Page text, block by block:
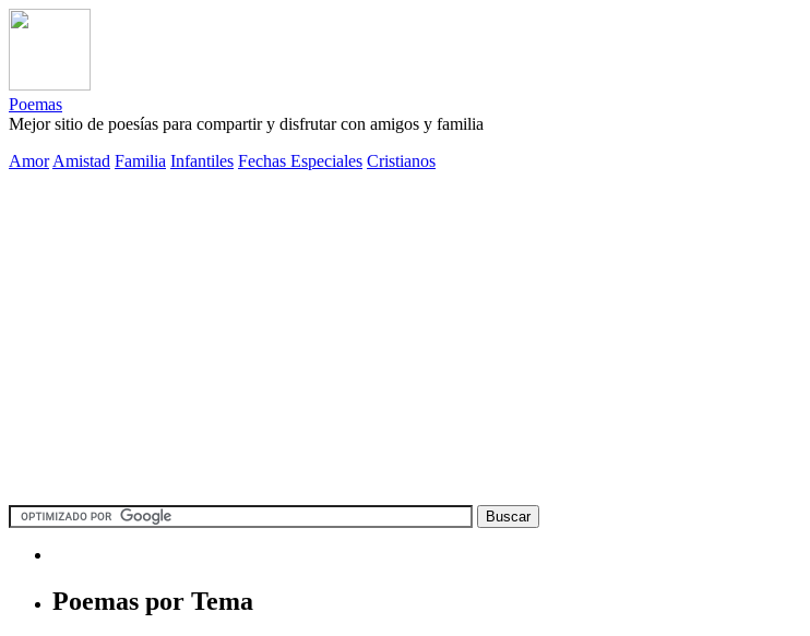
Poemas
Mejor sitio de poesías para compartir y disfrutar con amigos y familia
Amor Amistad Familia Infantiles Fechas Especiales Cristianos
Poemas por Tema